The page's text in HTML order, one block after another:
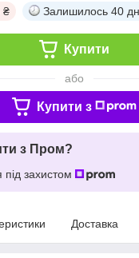
₴ Залишилось 40
Купити
або
Купити з
з Пром?
захистом
Доставка